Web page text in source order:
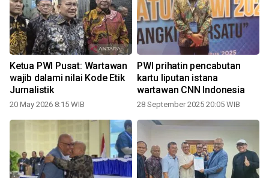
Ketua PWI Pusat: Wartawan
wajib dalami nilai Kode Etik
Jurnalistik
20 May 2026 8:15 WIB
PWI prihatin pencabutan
kartu liputan istana
wartawan CNN Indonesia
28 September 2025 20:05 WIB